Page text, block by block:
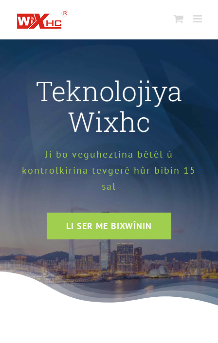
Teknolojiya
Wixhc
Ji bo veguheztina bêtêl û
kontrolkirina tevgerê hûr bibin 15
sal
LI SER ME BIXWÎNIN